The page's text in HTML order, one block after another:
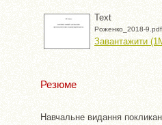
Text
Роженко_2018-9.pdf
Завантажити
Резюме
Навчальне видання